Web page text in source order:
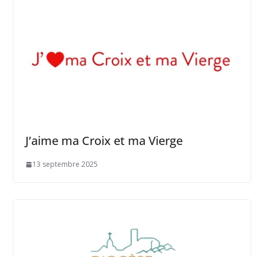
J’aime ma Croix et ma Vierge
13 septembre 2025